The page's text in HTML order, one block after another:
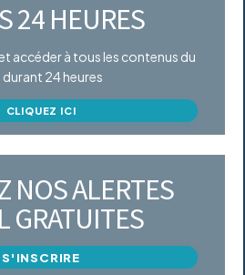
24 HEURES
accéder à tous les contenus du
durant 24 heures
CLIQUEZ ICI
NOS ALERTES
GRATUITES
S'INSCRIRE